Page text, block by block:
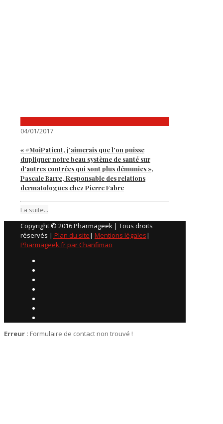
04/01/2017
« #MoiPatient, j’aimerais que l’on puisse
dupliquer notre beau système de santé sur
d’autres contrées qui sont plus démunies »,
Pascale Barre, Responsable des relations
dermatologues chez Pierre Fabre
La suite...
Copyright © 2016 Pharmageek | Tous droits
réservés | Plan du site| Mentions légales|
Pharmageek.fr par Chanfimao
Erreur : Formulaire de contact non trouvé !